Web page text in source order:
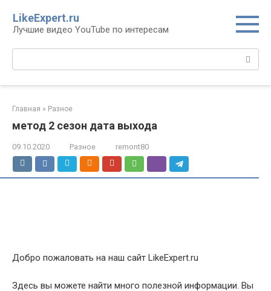
контенту
LikeExpert.ru
Лучшие видео YouTube по интересам
Главная » Разное
метод 2 сезон дата выхода
09.10.2020 Разное remont80
Добро пожаловать на наш сайт LikeExpert.ru
Здесь вы можете найти много полезной информации. Вы